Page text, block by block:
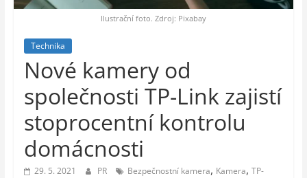
vesmír
Ilustrační foto. Zdroj: Pixabay
Technika
Nové kamery od
společnosti TP-Link zajistí
stoprocentní kontrolu
domácnosti
29. 5. 2021 PR Bezpečnostní kamera, Kamera, TP-